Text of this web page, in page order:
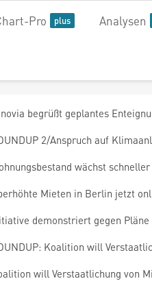
Pro Analysen
begrüßt geplantes
2/Anspruch auf
wächst
Mieten in Berlin jetzt
demonstriert gegen
Koalition will
will Verstaatlichung von